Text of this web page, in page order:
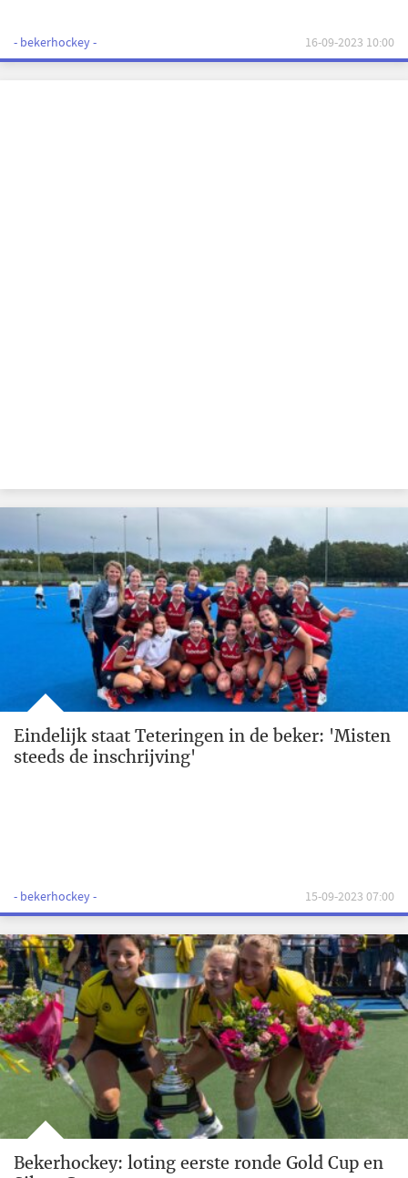
- bekerhockey - 16-09-2023 10:00
Eindelijk staat Teteringen in de beker: 'Misten
steeds de inschrijving'
- bekerhockey - 15-09-2023 07:00
Bekerhockey: loting eerste ronde Gold Cup en